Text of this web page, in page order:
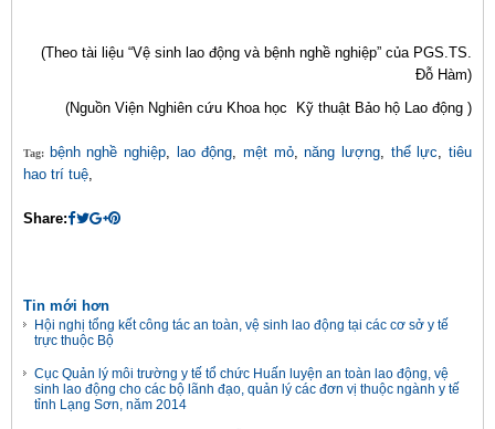
(Theo tài liệu “Vệ sinh lao động và bệnh nghề nghiệp” của PGS.TS.
Đỗ Hàm)
(Nguồn Viện Nghiên cứu Khoa học Kỹ thuật Bảo hộ Lao động )
Tag: bệnh nghề nghiệp, lao động,mệt mỏ,năng lượng, thể lực,tiêu
hao trí tuệ,
Share:
Tin mới hơn
Hội nghị tổng kết công tác an toàn, vệ sinh lao động tại các cơ sở y tế
trực thuộc Bộ
Cục Quản lý môi trường y tế tổ chức Huấn luyện an toàn lao động, vệ
sinh lao động cho các bộ lãnh đạo, quản lý các đơn vị thuộc ngành y tế
tỉnh Lạng Sơn, năm 2014